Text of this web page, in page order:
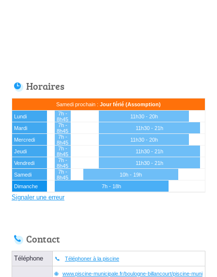
Horaires
Samedi prochain : Jour férié (Assomption)
Lundi
7h -
8h45
11h30 - 20h
Mardi
7h -
8h45
11h30 - 21h
Mercredi
7h -
8h45
11h30 - 20h
Jeudi
7h -
8h45
11h30 - 21h
Vendredi
7h -
8h45
11h30 - 21h
Samedi
7h -
8h45
10h - 19h
Dimanche
7h - 18h
Signaler une erreur
Contact
Téléphone Téléphoner à la piscine
www.piscine-municipale.fr/boulogne-billancourt/piscine-muni